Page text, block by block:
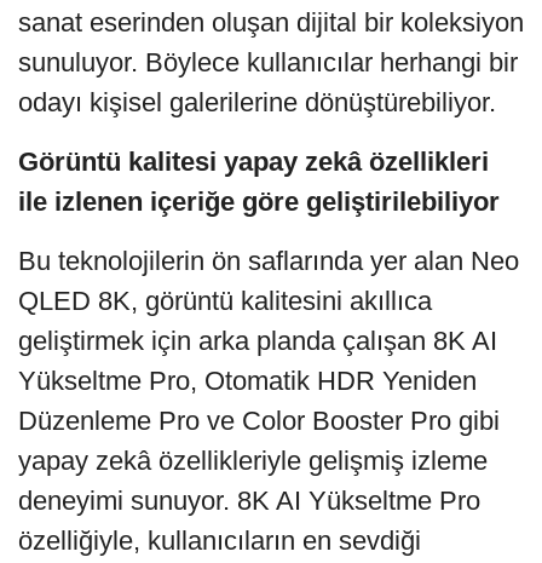
sanat eserinden oluşan dijital bir koleksiyon
sunuluyor. Böylece kullanıcılar herhangi bir
odayı kişisel galerilerine dönüştürebiliyor.
Görüntü kalitesi yapay zekâ özellikleri
ile izlenen içeriğe göre geliştirilebiliyor
Bu teknolojilerin ön saflarında yer alan Neo
QLED 8K, görüntü kalitesini akıllıca
geliştirmek için arka planda çalışan 8K AI
Yükseltme Pro, Otomatik HDR Yeniden
Düzenleme Pro ve Color Booster Pro gibi
yapay zekâ özellikleriyle gelişmiş izleme
deneyimi sunuyor. 8K AI Yükseltme Pro
özelliğiyle, kullanıcıların en sevdiği